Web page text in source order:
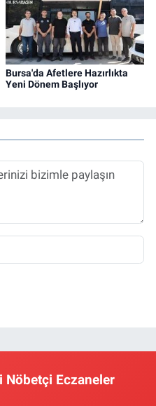
Bursa'da Afetlere Hazırlıkta
Yeni Dönem Başlıyor
Nöbetçi Eczaneler